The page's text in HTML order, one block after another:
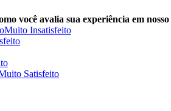
você avalia sua experiência em nosso
Muito Insatisfeito
Satisfeito